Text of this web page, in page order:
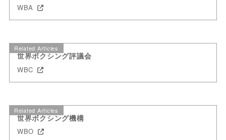
WBA
Related Articles
世界ボクシング評議会
WBC
Related Articles
世界ボクシング機構
WBO